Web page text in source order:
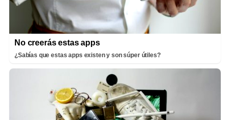
No creerás estas apps
¿Sabías que estas apps existen y son súper útiles?